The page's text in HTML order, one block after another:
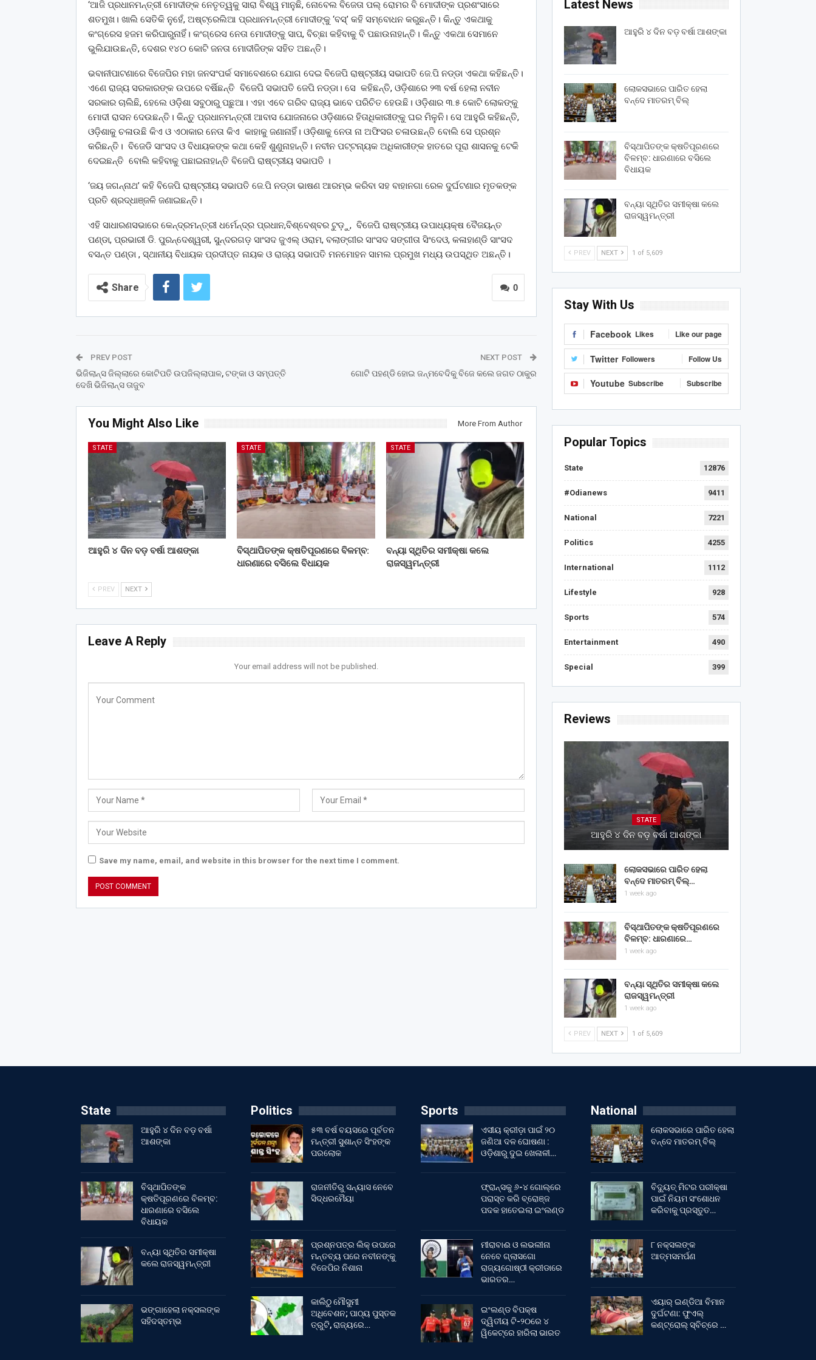
‘ଆଜି ପ୍ରଧାନମନ୍ତ୍ରୀ ମୋଦୀଙ୍କ ନେତୃତ୍ୱକୁ ସାରା ବିଶ୍ୱ ମାନୁଛି, ନୋବେଲ ବିଜେତା ପଲ୍ ରୋମର ବି ମୋଦୀଙ୍କ ପ୍ରଶଂସାରେ
ଶତମୁଖ। ଖାଲି ସେତିକି ନୁହେଁ, ଅଷ୍ଟ୍ରେଲିଆ ପ୍ରଧାନମନ୍ତ୍ରୀ ମୋଦୀଙ୍କୁ ‘ବସ୍’ କହି ସମ୍ବୋଧନ କରୁଛନ୍ତି। କିନ୍ତୁ ଏକଥାକୁ
କଂଗ୍ରେସ ହଜମ କରିପାରୁନାହିଁ। କଂଗ୍ରେସ ନେତା ମୋଦୀଙ୍କୁ ସାପ, ବିଚ୍ଛା କହିବାକୁ ବି ପଛାଉନାହାନ୍ତି। କିନ୍ତୁ ଏକଥା ସେମାନେ
ଭୁଲିଯାଉଛନ୍ତି, ଦେଶର ୧୪୦ କୋଟି ଜନତା ମୋଦୀଜିଙ୍କ ସହିତ ଅଛନ୍ତି।
ଭବାନୀପାଟଣାରେ ବିଜେପିର ମହା ଜନସଂପର୍କ ସମାବେଶରେ ଯୋଗ ଦେଇ ବିଜେପି ରାଷ୍ଟ୍ରୀୟ ସଭାପତି ଜେ.ପି ନଡ୍ଡା ଏକଥା କହିଛନ୍ତି।
ଏଣେ ରାଜ୍ୟ ସରକାରଙ୍କ ଉପରେ ବର୍ଷିଛନ୍ତି ବିଜେପି ସଭାପତି ଜେପି ନଡ୍ଡା। ସେ କହିଛନ୍ତି, ଓଡ଼ିଶାରେ ୨୩ ବର୍ଷ ହେଲା ନବୀନ
ସରକାର ଚାଲିଛି, ହେଲେ ଓଡ଼ିଶା ସବୁଠାରୁ ପଛୁଆ। ଏହା ଏବେ ଗରିବ ରାଜ୍ୟ ଭାବେ ପରିଚିତ ହେଉଛି। ଓଡ଼ିଶାର ୩.୫ କୋଟି ଲୋକଙ୍କୁ
ମୋଦୀ ରାସନ ଦେଉଛନ୍ତି। କିନ୍ତୁ ପ୍ରଧାନମନ୍ତ୍ରୀ ଆବାସ ଯୋଜନାରେ ଓଡ଼ିଶାରେ ହିତାଧିକାରୀଙ୍କୁ ଘର ମିଳୁନି। ସେ ଆହୁରି କହିଛନ୍ତି,
ଓଡ଼ିଶାକୁ ଚଳାଉଛି କିଏ ଓ ଏଠାକାର ନେତା କିଏ କାହାକୁ ଜଣାନାହିଁ। ଓଡ଼ିଶାକୁ ନେତା ନା ଅଫିସର ଚଳାଉଛନ୍ତି ବୋଲି ସେ ପ୍ରଶ୍ନ
କରିଛନ୍ତି। ବିଜେଡି ସାଂସଦ ଓ ବିଧାୟକଙ୍କ କଥା କେହି ଶୁଣୁନାହାନ୍ତି। ନବୀନ ପଟ୍ଟନା୍ୟକ ଅଧିକାରୀଙ୍କ ହାତରେ ପୂରା ଶାସନକୁ ଟେକି
ଦେଇଛନ୍ତି ବୋଲି କହିବାକୁ ପଛାଇନାହାନ୍ତି ବିଜେପି ରାଷ୍ଟ୍ରୀୟ ସଭାପତି ।
‘ଜୟ ଜଗନ୍ନାଥ’ କହି ବିଜେପି ରାଷ୍ଟ୍ରୀୟ ସଭାପତି ଜେ.ପି ନଡ୍ଡା ଭାଷଣ ଆରମ୍ଭ କରିବା ସହ ବାହାନଗା ରେଳ ଦୁର୍ଘଟଣାର ମୃତକଙ୍କ
ପ୍ରତି ଶ୍ରଦ୍ଧାଞ୍ଜଳି ଜଣାଇଛନ୍ତି।
ଏହି ସାଧାରଣସଭାରେ କେନ୍ଦ୍ରମନ୍ତ୍ରୀ ଧର୍ମେନ୍ଦ୍ର ପ୍ରଧାନ,ବିଶ୍ବେଶ୍ବର ଟୁଡ଼ୁ, ବିଜେପି ରାଷ୍ଟ୍ରୀୟ ଉପାଧ୍ୟକ୍ଷ ବୈଜୟନ୍ତ
ପଣ୍ଡା, ପ୍ରଭାରୀ ଡି. ପୁରନ୍ଦେଶ୍ୱରୀ, ସୁନ୍ଦରଗଡ଼ ସାଂସଦ ଜୁଏଲ୍ ଓରାମ, ବଲାଙ୍ଗୀର ସାଂସଦ ସଙ୍ଗୀତା ସିଂଦେଓ, କଳାହାଣ୍ଡି ସାଂସଦ
ବସନ୍ତ ପଣ୍ଡା , ସ୍ଥାନୀୟ ବିଧାୟକ ପ୍ରଦୀପ୍ତ ନାୟକ ଓ ରାଜ୍ୟ ସଭାପତି ମନମୋହନ ସାମଲ ପ୍ରମୁଖ ମଧ୍ୟ ଉପସ୍ଥିତ ଅଛନ୍ତି।
0
Share
PREV POST
ଭିଜିଲାନ୍ସ ଜିଲ୍ଲାରେ କୋଟିପତି ଉପଜିଲ୍ଲାପାଳ, ଟଙ୍କା ଓ ସମ୍ପତ୍ତି
ଦେଖି ଭିଜିଲାନ୍ସ ତାଜୁବ
NEXT POST
ଗୋଟି ପହଣ୍ଡି ହୋଇ ଜନ୍ମବେଦିକୁ ବିଜେ କଲେ ଜଗତ ଠାକୁର
You Might Also Like More From Author
STATE
ଆହୁରି ୪ ଦିନ ବଡ଼ ବର୍ଷା ଆଶଙ୍କା
STATE
ବିସ୍ଥାପିତଙ୍କ କ୍ଷତିପୂରଣରେ ବିଳମ୍ବ:
ଧାରଣାରେ ବସିଲେ ବିଧାୟକ
STATE
ବନ୍ୟା ସ୍ଥିତିର ସମୀକ୍ଷା କଲେ
ରାଜସ୍ୱମନ୍ତ୍ରୀ
PREV NEXT
Leave A Reply
Your email address will not be published.
Save my name, email, and website in this browser for the next time I comment.
Latest News
ଆହୁରି ୪ ଦିନ ବଡ଼ ବର୍ଷା ଆଶଙ୍କା
ଲୋକସଭାରେ ପାରିତ ହେଲା
ବନ୍ଦେ ମାତରମ୍‌ ବିଲ୍‌
ବିସ୍ଥାପିତଙ୍କ କ୍ଷତିପୂରଣରେ
ବିଳମ୍ବ: ଧାରଣାରେ ବସିଲେ
ବିଧାୟକ
ବନ୍ୟା ସ୍ଥିତିର ସମୀକ୍ଷା କଲେ
ରାଜସ୍ୱମନ୍ତ୍ରୀ
PREV NEXT 1 of 5,609
Stay With Us
Facebook Likes Like our page
Twitter Followers Follow Us
Youtube Subscribe Subscribe
Popular Topics
State 12876
#Odianews 9411
National 7221
Politics 4255
International 1112
Lifestyle 928
Sports 574
Entertainment 490
Special 399
Reviews
STATE
ଆହୁରି ୪ ଦିନ ବଡ଼ ବର୍ଷା ଆଶଙ୍କା
ଲୋକସଭାରେ ପାରିତ ହେଲା
ବନ୍ଦେ ମାତରମ୍‌ ବିଲ୍‌…
1 week ago
ବିସ୍ଥାପିତଙ୍କ କ୍ଷତିପୂରଣରେ
ବିଳମ୍ବ: ଧାରଣାରେ…
1 week ago
ବନ୍ୟା ସ୍ଥିତିର ସମୀକ୍ଷା କଲେ
ରାଜସ୍ୱମନ୍ତ୍ରୀ
1 week ago
PREV NEXT 1 of 5,609
State
ଆହୁରି ୪ ଦିନ ବଡ଼ ବର୍ଷା
ଆଶଙ୍କା
ବିସ୍ଥାପିତଙ୍କ
କ୍ଷତିପୂରଣରେ ବିଳମ୍ବ:
ଧାରଣାରେ ବସିଲେ
ବିଧାୟକ
ବନ୍ୟା ସ୍ଥିତିର ସମୀକ୍ଷା
କଲେ ରାଜସ୍ୱମନ୍ତ୍ରୀ
ଭଙ୍ଗାହେଲା ନକ୍ସଲଙ୍କ
ସହିଦସ୍ତମ୍ଭ
Politics
୫୩ ବର୍ଷ ବୟସରେ ପୂର୍ବତନ
ମନ୍ତ୍ରୀ ସୁଶାନ୍ତ ସିଂହଙ୍କ
ପରଲୋକ
ରାଜନୀତିରୁ ସନ୍ୟାସ ନେବେ
ସିଦ୍ଧରମୈୟା
ପ୍ରଶ୍ନପତ୍ର ଲିକ୍ ଉପରେ
ମନ୍ତବ୍ୟ ପରେ ନବୀନଙ୍କୁ
ବିଜେପିର ନିଶାନା
କାଲିଠୁ ମୌସୁମୀ
ଅଧିବେଶନ; ପାଠ୍ୟ ପୁସ୍ତକ
ତ୍ରୁଟି, ରାଜ୍ୟରେ…
Sports
ଏସୀୟ କ୍ରୀଡ଼ା ପାଇଁ ୨୦
ଜଣିଆ ଦଳ ଘୋଷଣା :
ଓଡ଼ିଶାରୁ ଦୁଇ ଖେଳାଳୀ…
ଫ୍ରାନ୍ସକୁ ୬-୪ ଗୋଲ୍‌ରେ
ପରାସ୍ତ କରି ବ୍ରୋଞ୍ଜ
ପଦକ ହାତେଇଲା ଇଂଲଣ୍ଡ
ମୀରାବାଈ ଓ ଲଭଲୀନା
ନେବେ ଗ୍ଲାସଗୋ
ରାଜ୍ୟଗୋଷ୍ଠୀ କ୍ରୀଡାରେ
ଭାରତର…
ଇଂଲଣ୍ଡ ବିପକ୍ଷ
ଦ୍ୱିତୀୟ ଟି-୨୦ରେ ୪
ୱିକେଟ୍‌ରେ ହାରିଲା ଭାରତ
National
ଲୋକସଭାରେ ପାରିତ ହେଲା
ବନ୍ଦେ ମାତରମ୍‌ ବିଲ୍‌
ବିଦ୍ୟୁତ୍ ମିଟର ପରୀକ୍ଷା
ପାଇଁ ନିୟମ ସଂଶୋଧନ
କରିବାକୁ ପ୍ରସ୍ତୁତ…
୮ ନକ୍ସଲଙ୍କ
ଆତ୍ମସମର୍ପଣ
ଏୟାର୍ ଇଣ୍ଡିଆ ବିମାନ
ଦୁର୍ଘଟଣା: ଫୁଏଲ୍‌
କଣ୍ଟ୍ରୋଲ୍‌ ସ୍ବିଚ୍‌ରେ …